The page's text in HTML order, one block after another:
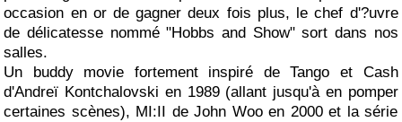
occasion en or de gagner deux fois plus, le chef d'?uvre
de délicatesse nommé "Hobbs and Show" sort dans nos
salles.
Un buddy movie fortement inspiré de Tango et Cash
d'Andreï Kontchalovski en 1989 (allant jusqu'à en pomper
certaines scènes), MI:II de John Woo en 2000 et la série